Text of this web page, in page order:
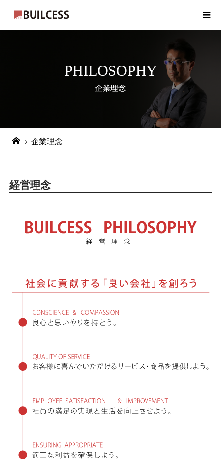
PHILOSOPHY
企業理念
企業理念
経営理念